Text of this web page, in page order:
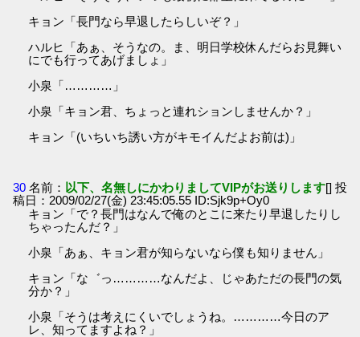
キョン「長門なら早退したらしいぞ？」
ハルヒ「あぁ、そうなの。ま、明日学校休んだらお見舞い
にでも行ってあげましょ」
小泉「…………」
小泉「キョン君、ちょっと連れションしませんか？」
キョン「(いちいち誘い方がキモイんだよお前は)」
30 名前： 以下、名無しにかわりましてVIPがお送りします[] 投
稿日：2009/02/27(金) 23:45:05.55 ID:Sjk9p+Oy0
キョン「で？長門はなんで俺のとこに来たり早退したりし
ちゃったんだ？」
小泉「あぁ、キョン君が知らないなら僕も知りません」
キョン「な゛っ…………なんだよ、じゃあただの長門の気
分か？」
小泉「そうは考えにくいでしょうね。…………今日のア
レ、知ってますよね？」